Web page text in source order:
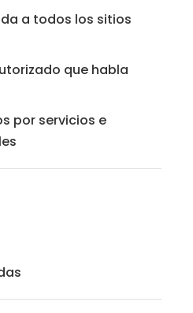
a todos los sitios
que habla
por servicios e